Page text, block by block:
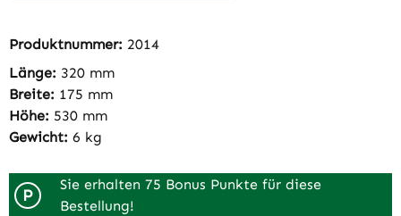
Produktnummer: 2014
Länge: 320 mm
Breite: 175 mm
Höhe: 530 mm
Gewicht: 6 kg
P
Sie erhalten 75 Bonus Punkte für diese
Bestellung!